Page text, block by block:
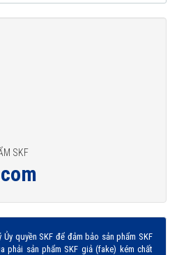
SKF
quyền SKF để đảm bảo sản phẩm SKF
phải sản phẩm SKF giả (fake) kém chất